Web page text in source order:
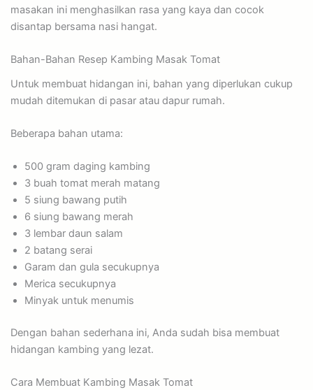
masakan ini menghasilkan rasa yang kaya dan cocok
disantap bersama nasi hangat.
Bahan-Bahan Resep Kambing Masak Tomat
Untuk membuat hidangan ini, bahan yang diperlukan cukup
mudah ditemukan di pasar atau dapur rumah.
Beberapa bahan utama:
500 gram daging kambing
3 buah tomat merah matang
5 siung bawang putih
6 siung bawang merah
3 lembar daun salam
2 batang serai
Garam dan gula secukupnya
Merica secukupnya
Minyak untuk menumis
Dengan bahan sederhana ini, Anda sudah bisa membuat
hidangan kambing yang lezat.
Cara Membuat Kambing Masak Tomat